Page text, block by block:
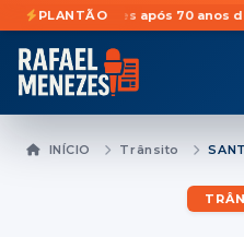
PLANTÃOapós 70 anos de
INÍCIO Trânsito